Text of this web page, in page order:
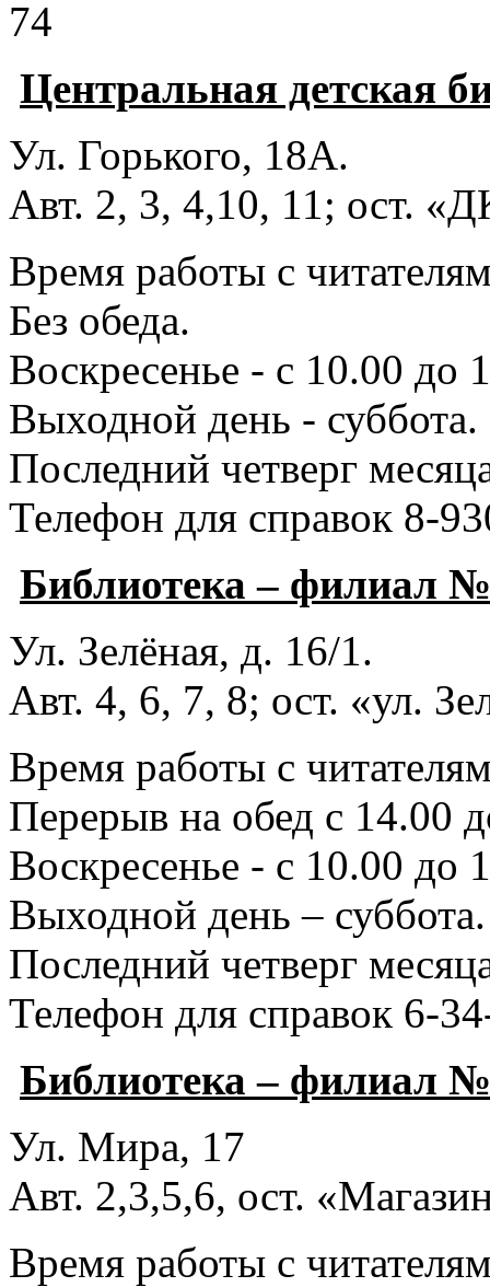
74
Центральная детская
Ул. Горького, 18А.
Авт. 2, 3, 4,10, 11; ост.
Время работы с
Без обеда.
Воскресенье - с 10.00 до
Выходной день - суббота.
Последний четверг
Телефон для справок 8-
Библиотека – филиал
Ул. Зелёная, д. 16/1.
Авт. 4, 6, 7, 8; ост. «ул.
Время работы с
Перерыв на обед с 14.00
Воскресенье - с 10.00 до
Выходной день – суббота.
Последний четверг
Телефон для справок 6-
Библиотека – филиал
Ул. Мира, 17
Авт. 2,3,5,6, ост.
Время работы с